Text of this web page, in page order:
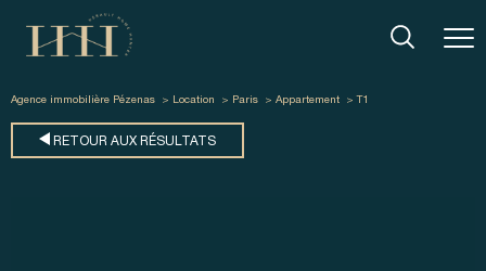
Agence immobilière Pézenas Location Paris Appartement T1
RETOUR AUX RÉSULTATS